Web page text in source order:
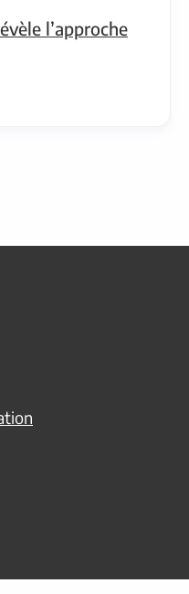
l’approche